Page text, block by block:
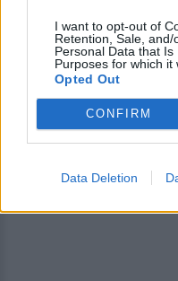
I want to opt-out of
Retention, Sale,
Personal Data that
Purposes for which it
Opted Out
CONFIRM
Data Deletion
Ακολουθήστε το
και μάθετε πρώτοι
Για ακόμη
ειδήσεωντου E-